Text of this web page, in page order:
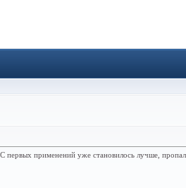
применений уже становилось лучше,